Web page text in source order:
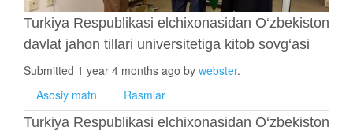
Turkiya Respublikasi elchixonasidan O‘zbekiston
davlat jahon tillari universitetiga kitob sovg‘asi
Submitted 1 year 4 months ago by webster.
Asosiy matn
Rasmlar
Turkiya Respublikasi elchixonasidan O‘zbekiston